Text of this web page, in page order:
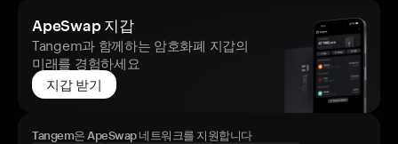
ApeSwap 지갑
Tangem과 함께하는 암호화폐 지갑의
미래를 경험하세요
지갑 받기
Tangem은 ApeSwap 네트워크를 지원합니다